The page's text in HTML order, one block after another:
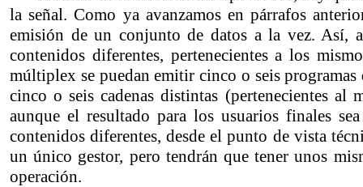
la señal. Como ya avanzamos en párrafos
emisión de un conjunto de datos a la vez. Así,
contenidos diferentes, pertenecientes a los
múltiplex se puedan emitir cinco o seis
cinco o seis cadenas distintas (pertenecientes
aunque el resultado para los usuarios finales
contenidos diferentes, desde el punto de vista
un único gestor, pero tendrán que tener unos
operación.